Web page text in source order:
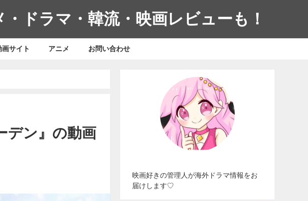
ドラマ・韓流・映画レビューも！
画サイト アニメ お問い合わせ
デン』の動画
映画好きの管理人が海外ドラマ情報をお
届けします♡